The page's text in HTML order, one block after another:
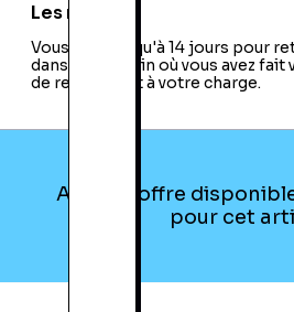
Les retours
Vous avez jusqu'à 14 jours pour
dans le magasin où vous avez fait
de retour sont à votre charge.
Aucune offre
pour cet